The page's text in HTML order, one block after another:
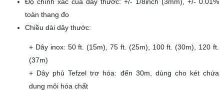
Độ chính xác của dây thước: +/- 1/8inch (3mm), +/- 0.01%
toàn thang đo
Chiều dài dây thước:
+ Dây inox: 50 ft. (15m), 75 ft. (25m), 100 ft. (30m), 120 ft.
(37m)
+ Dây phủ Tefzel trơ hóa: đến 30m, dùng cho két chứa
dung môi hóa chất